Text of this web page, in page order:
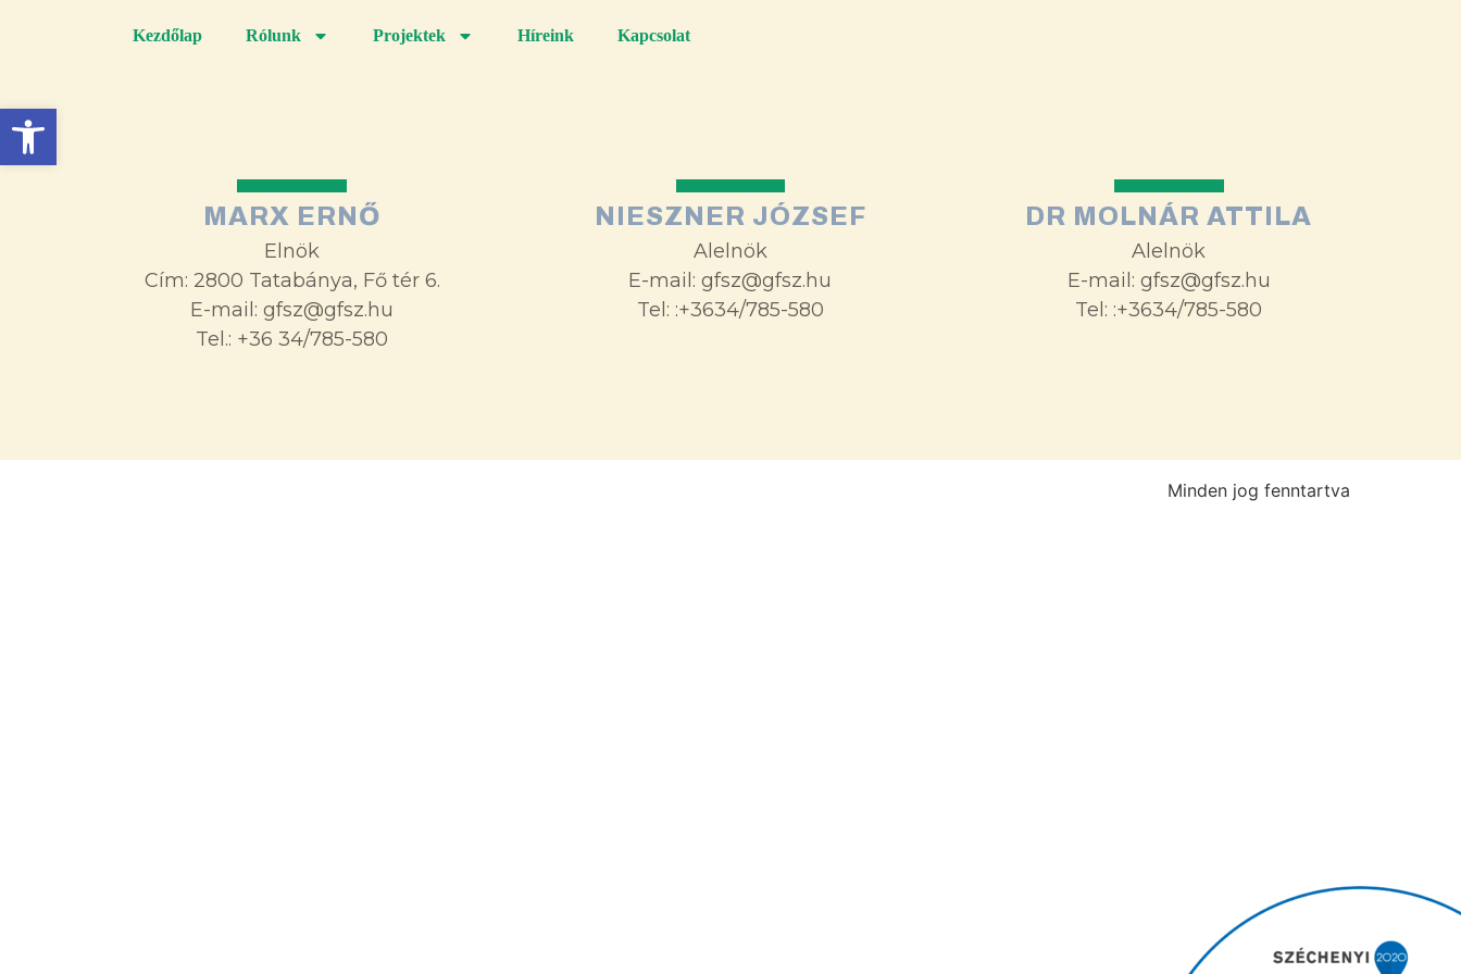
Eszköztár megnyitása
Kezdőlap Rólunk Projektek Híreink Kapcsolat
MARX ERNŐ
Elnök
Cím: 2800 Tatabánya, Fő tér 6.
E-mail: gfsz@gfsz.hu
Tel.: +36 34/785-580
NIESZNER JÓZSEF
Alelnök
E-mail: gfsz@gfsz.hu
Tel: :+3634/785-580
DR MOLNÁR ATTILA
Alelnök
E-mail: gfsz@gfsz.hu
Tel: :+3634/785-580
Minden jog fenntartva